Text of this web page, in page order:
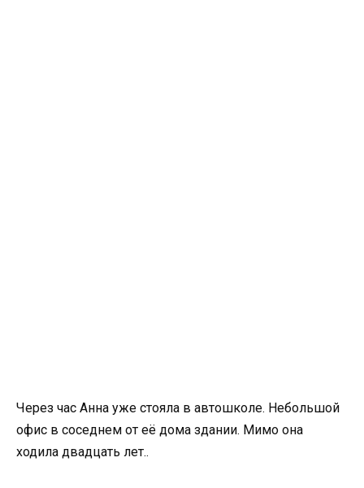
Через час Анна уже стояла в автошколе. Небольшой
офис в соседнем от её дома здании. Мимо она
ходила двадцать лет..